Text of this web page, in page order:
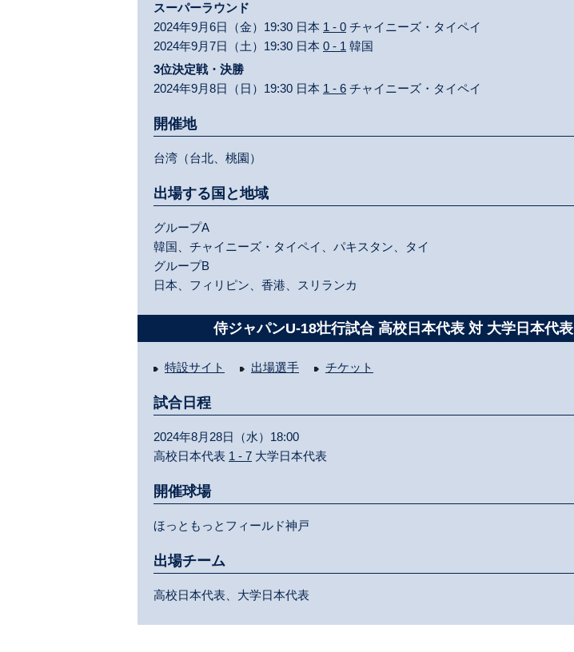
スーパーラウンド
2024年9月6日（金）19:30 日本 1 - 0 チャイニーズ・タイペイ
2024年9月7日（土）19:30 日本 0 - 1 韓国
3位決定戦・決勝
2024年9月8日（日）19:30 日本 1 - 6 チャイニーズ・タイペイ
開催地
台湾（台北、桃園）
出場する国と地域
グループA
韓国、チャイニーズ・タイペイ、パキスタン、タイ
グループB
日本、フィリピン、香港、スリランカ
侍ジャパンU-18壮行試合 高校日本代表 対 大学日本代表
特設サイト 出場選手 チケット
試合日程
2024年8月28日（水）18:00
高校日本代表 1 - 7 大学日本代表
開催球場
ほっともっとフィールド神戸
出場チーム
高校日本代表、大学日本代表